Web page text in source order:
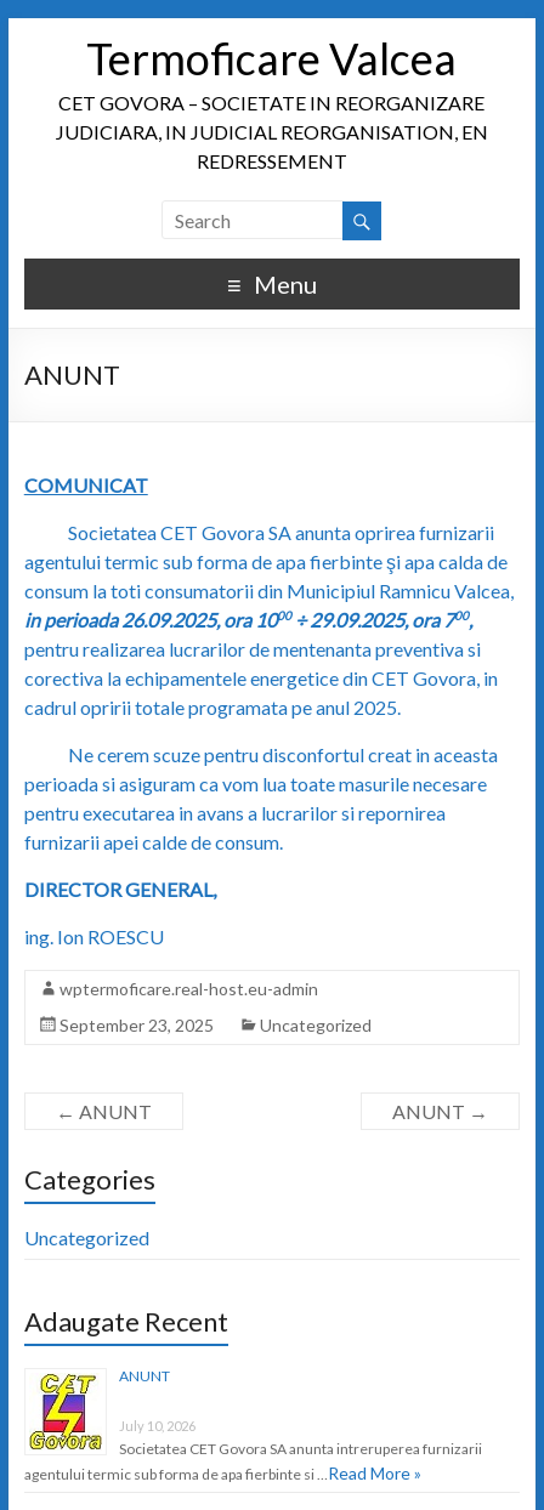
Termoficare Valcea
CET GOVORA – SOCIETATE IN REORGANIZARE
JUDICIARA, IN JUDICIAL REORGANISATION, EN
REDRESSEMENT
Menu
ANUNT
COMUNICAT
Societatea CET Govora SA anunta oprirea furnizarii
agentului termic sub forma de apa fierbinte şi apa calda de
consum la toti consumatorii din Municipiul Ramnicu Valcea,
in perioada 26.09.2025, ora 1000÷ 29.09.2025, ora 700,
pentru realizarea lucrarilor de mentenanta preventiva si
corectiva la echipamentele energetice din CET Govora, in
cadrul opririi totale programata pe anul 2025.
Ne cerem scuze pentru disconfortul creat in aceasta
perioada si asiguram ca vom lua toate masurile necesare
pentru executarea in avans a lucrarilor si repornirea
furnizarii apei calde de consum.
DIRECTOR GENERAL,
ing. Ion ROESCU
wptermoficare.real-host.eu-admin
September 23, 2025
Uncategorized
← ANUNT ANUNT →
Categories
Uncategorized
Adaugate Recent
ANUNT
July 10, 2026
Societatea CET Govora SA anunta intreruperea furnizarii
agentului termic sub forma de apa fierbinte si … Read More »